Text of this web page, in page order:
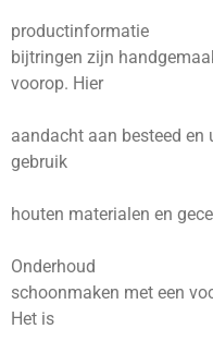
bijtringen zijn
voorop. Hier
aandacht aan besteed en
gebruik
van
houten materialen en
Onderhoud
schoonmaken met een
Het is
niet